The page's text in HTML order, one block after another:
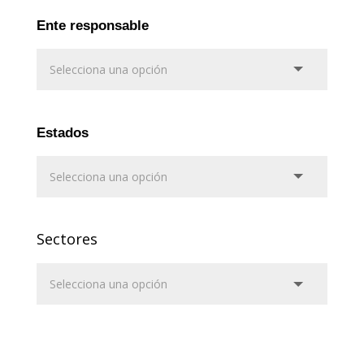
Ente responsable
Estados
Sectores